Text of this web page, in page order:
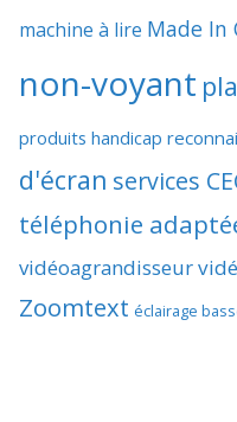
machine à lire Made In
non-voyant
produits handicap
d'écran services
téléphonie
vidéoagrandisseur
Zoomtext éclairage